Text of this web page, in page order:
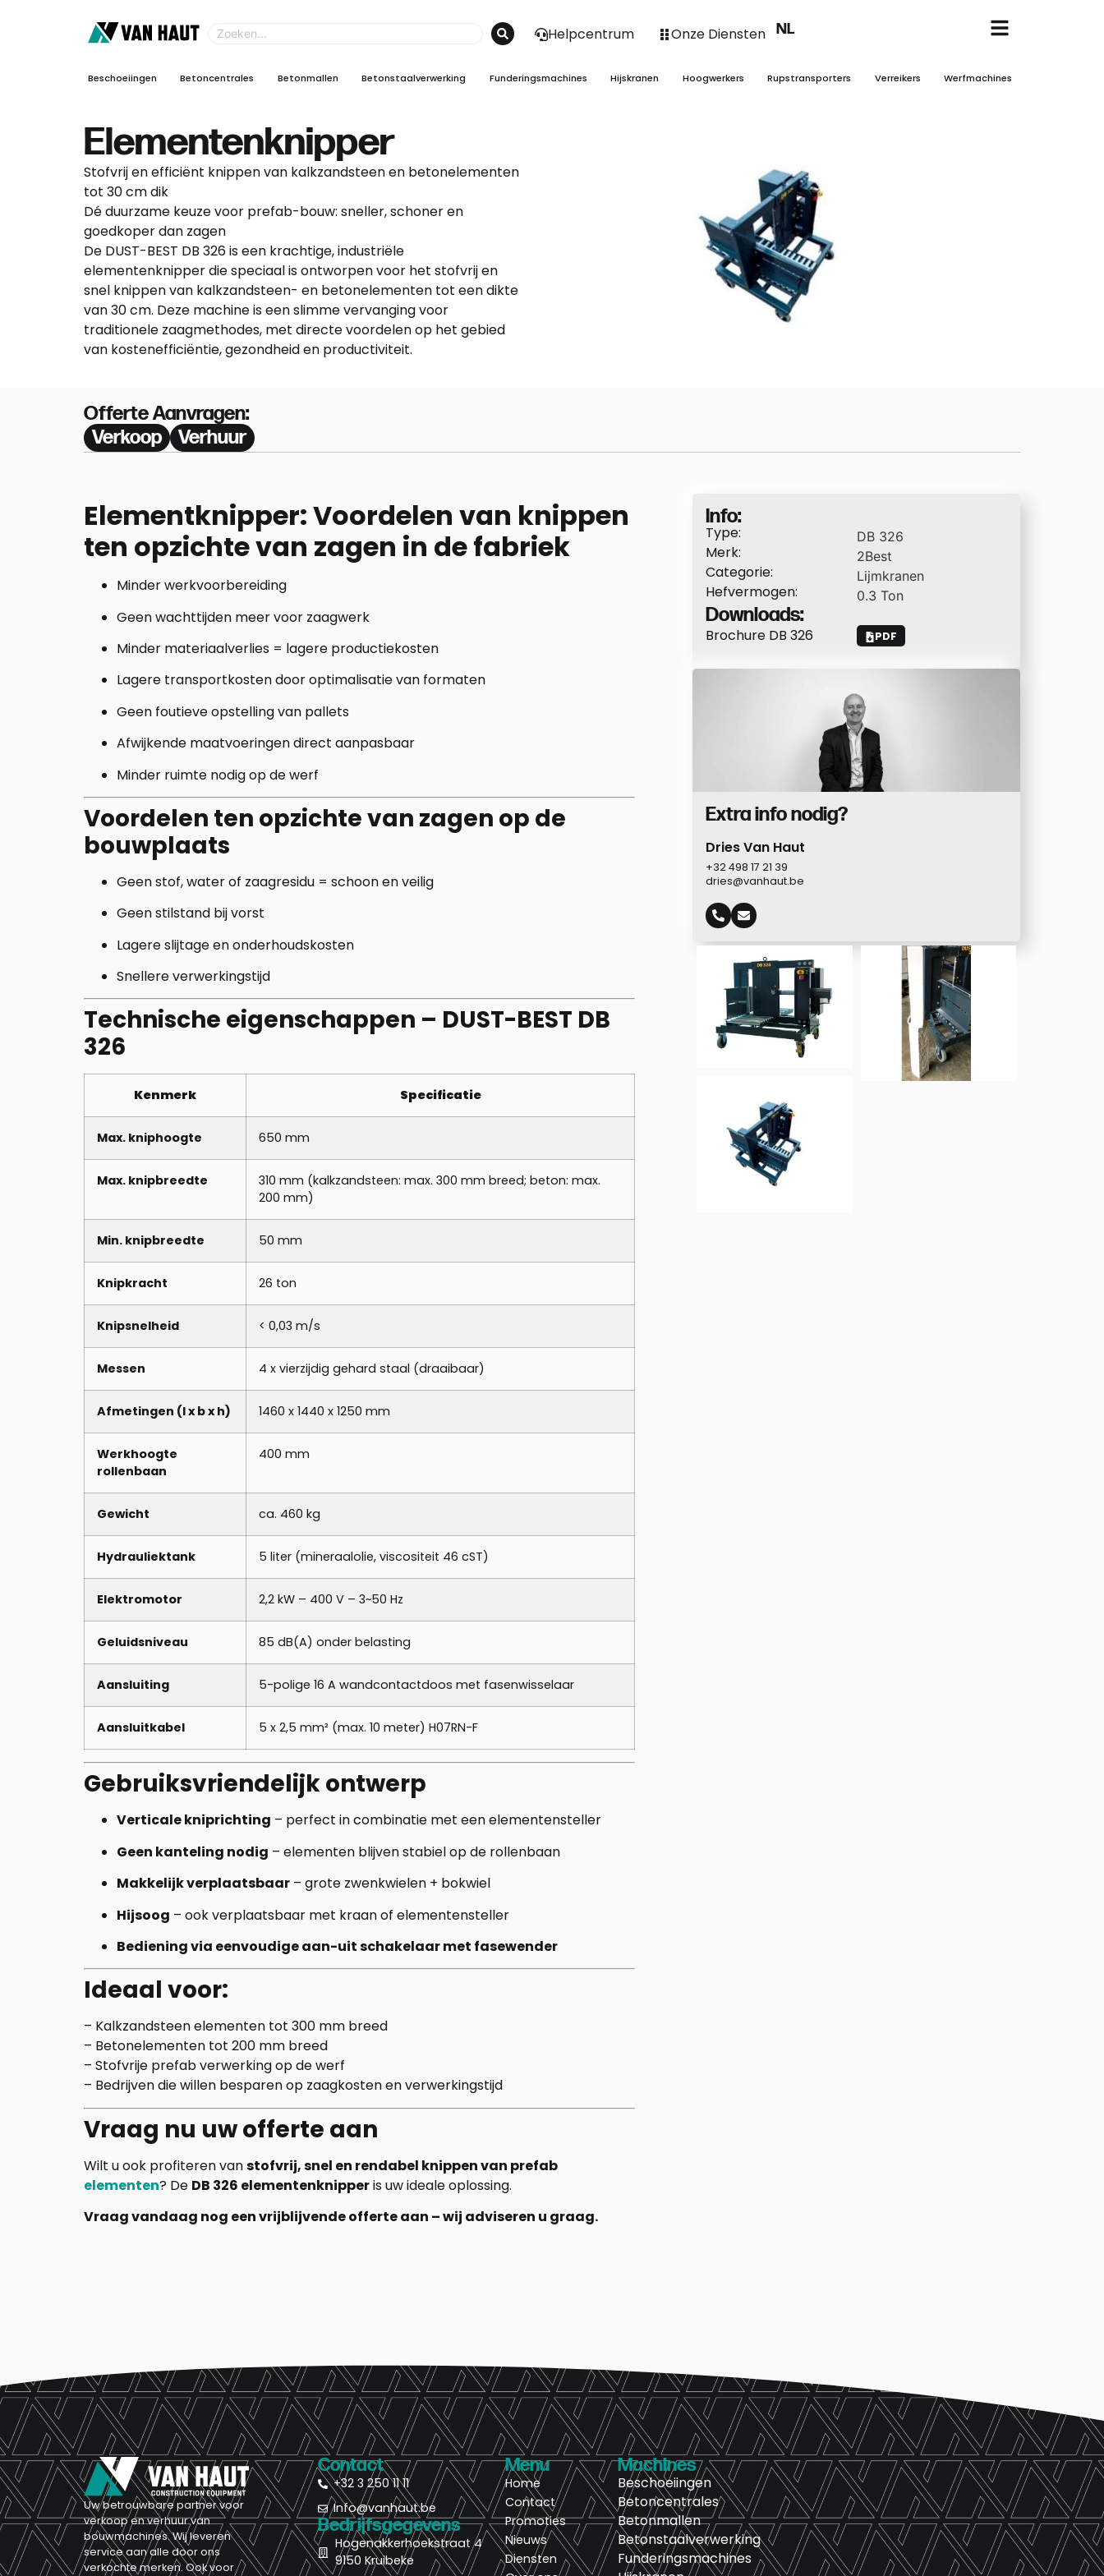
Helpcentrum Onze Diensten NL
FR
Beschoeiingen Betoncentrales Betonmallen Betonstaalverwerking Funderingsmachines Hijskranen Hoogwerkers Rupstransporters Verreikers Werfmachines
Elementenknipper
Stofvrij en efficiënt knippen van kalkzandsteen en betonelementen
tot 30 cm dik
Dé duurzame keuze voor prefab-bouw: sneller, schoner en
goedkoper dan zagen
De DUST-BEST DB 326 is een krachtige, industriële
elementenknipper die speciaal is ontworpen voor het stofvrij en
snel knippen van kalkzandsteen- en betonelementen tot een dikte
van 30 cm. Deze machine is een slimme vervanging voor
traditionele zaagmethodes, met directe voordelen op het gebied
van kostenefficiëntie, gezondheid en productiviteit.
Offerte Aanvragen:
Verkoop
Verhuur
Elementknipper: Voordelen van knippen
ten opzichte van zagen in de fabriek
Minder werkvoorbereiding
Geen wachttijden meer voor zaagwerk
Minder materiaalverlies = lagere productiekosten
Lagere transportkosten door optimalisatie van formaten
Geen foutieve opstelling van pallets
Afwijkende maatvoeringen direct aanpasbaar
Minder ruimte nodig op de werf
Voordelen ten opzichte van zagen op de
bouwplaats
Geen stof, water of zaagresidu = schoon en veilig
Geen stilstand bij vorst
Lagere slijtage en onderhoudskosten
Snellere verwerkingstijd
Technische eigenschappen – DUST-BEST DB
326
Kenmerk Specificatie
Max. kniphoogte 650 mm
Max. knipbreedte
310 mm (kalkzandsteen: max. 300 mm breed; beton: max.
200 mm)
Min. knipbreedte 50 mm
Knipkracht 26 ton
Knipsnelheid < 0,03 m/s
Messen 4 x vierzijdig gehard staal (draaibaar)
Afmetingen (l x b x h) 1460 x 1440 x 1250 mm
Werkhoogte
rollenbaan
400 mm
Gewicht ca. 460 kg
Hydrauliektank 5 liter (mineraalolie, viscositeit 46 cST)
Elektromotor 2,2 kW – 400 V – 3~50 Hz
Geluidsniveau 85 dB(A) onder belasting
Aansluiting 5-polige 16 A wandcontactdoos met fasenwisselaar
Aansluitkabel 5 x 2,5 mm² (max. 10 meter) H07RN-F
Gebruiksvriendelijk ontwerp
Verticale kniprichting – perfect in combinatie met een elementensteller
Geen kanteling nodig – elementen blijven stabiel op de rollenbaan
Makkelijk verplaatsbaar – grote zwenkwielen + bokwiel
Hijsoog – ook verplaatsbaar met kraan of elementensteller
Bediening via eenvoudige aan-uit schakelaar met fasewender
Ideaal voor:
– Kalkzandsteen elementen tot 300 mm breed
– Betonelementen tot 200 mm breed
– Stofvrije prefab verwerking op de werf
– Bedrijven die willen besparen op zaagkosten en verwerkingstijd
Vraag nu uw offerte aan
Wilt u ook profiteren vanstofvrij, snel en rendabel knippen van prefab
elementen? De DB 326 elementenknipperis uw ideale oplossing.
Vraag vandaag nog een vrijblijvende offerte aan – wij adviseren u graag.
Info:
Type: DB 326
Merk: 2Best
Categorie: Lijmkranen
Hefvermogen: 0.3 Ton
Downloads:
Brochure DB 326 PDF
Extra info nodig?
Dries Van Haut
+32 498 17 21 39
dries@vanhaut.be
Uw betrouwbare partner voor
verkoop en verhuur van
bouwmachines. Wij leveren
service aan alle door ons
verkochte merken. Ook voor
Contact
+32 3 250 11 11
Info@vanhaut.be
Bedrijfsgegevens
Hogenakkerhoekstraat 4
9150 Kruibeke
Menu
Home
Contact
Promoties
Nieuws
Diensten
Machines
Beschoeiingen
Betoncentrales
Betonmallen
Betonstaalverwerking
Funderingsmachines